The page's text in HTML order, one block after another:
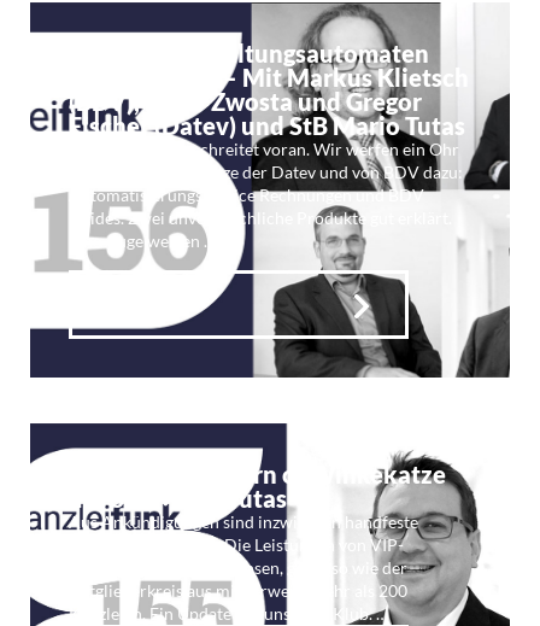
Kf 156: Buchhaltungsautomaten
Death-Match – Mit Markus Klietsch
(BDV), Peter Zwosta und Gregor
Fischer (Datev) und StB Mario Tutas
Die Automation schreitet voran. Wir werfen ein Ohr
auf die Lösungsansätze der Datev und von BDV dazu:
Automatisierungsservice Rechnungen und BDV
Unides. Zwei unvergleichliche Produkte gut erklärt.
Eine Auge werfen …
Kf 155: The Return of Winkekatze
mit StB Mario Tutas
Aus Ankündigungen sind inzwischen handfeste
Resultate geworden. Die Leistungen von VIP-
Steuerköpfe sind gewachsen, genauso wie der
Mitgliederkreis aus mittlerweile mehr als 200
Kanzleien. Ein Update aus unserem Klub. …